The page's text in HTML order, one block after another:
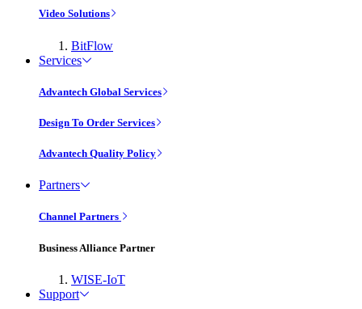
Video Solutions
BitFlow
Services
Advantech Global Services
Design To Order Services
Advantech Quality Policy
Partners
Channel Partners
Business Alliance Partner
WISE-IoT
Support